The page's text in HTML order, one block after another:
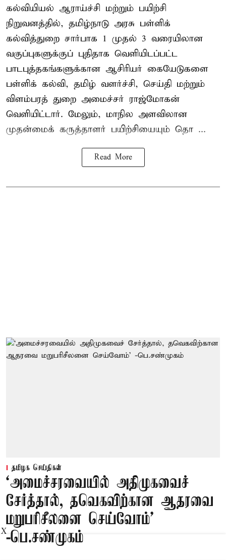
கல்வியியல் ஆராய்ச்சி மற்றும் பயிற்சி
நிறுவனத்தில், தமிழ்நாடு அரசு பள்ளிக்
கல்வித்துறை சார்பாக 1 முதல் 3 வரையிலான
வகுப்புகளுக்குப் புதிதாக வெளியிடப்பட்ட
பாடபுத்தகங்களுக்கான ஆசிரியர் கையேடுகளை
பள்ளிக் கல்வி, தமிழ் வளர்ச்சி, செய்தி மற்றும்
விளம்பரத் துறை அமைச்சர் ராஜ்மோகன்
வெளியிட்டார். மேலும், மாநில அளவிலான
முதன்மைக் கருத்தாளர் பயிற்சியையும் தொ ...
Read More
தமிழக செய்திகள்
‘அமைச்சரவையில் அதிமுகவைச்
சேர்த்தால், தவெகவிற்கான ஆதரவை
மறுபரிசீலனை செய்வோம்'
-பெ.சண்முகம்
X